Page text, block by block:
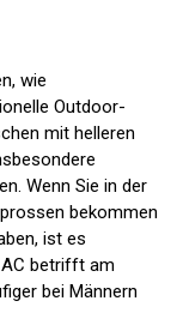
wie
Outdoor-
mit helleren
Wenn Sie in der
bekommen
ist es
AC betrifft am
bei Männern